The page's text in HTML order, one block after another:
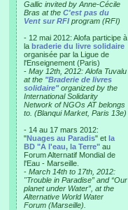
Gallic invited by Anne-Cécile
Bras at the C'est pas du
Vent sur RFI program (RFI)
- 12 mai 2012: Alofa participe à
la braderie du livre solidaire
organisée par la Ligue de
l'Enseignement (Paris)
- May 12th, 2012: Alofa Tuvalu
at the "Braderie de livres
solidaire"organized by the
International Solidarity
Network of NGOs AT belongs
to. (Blanqui Market, Paris 13e)
- 14 au 17 mars 2012:
"Nuages au Paradis" et la
BD "A l'eau, la Terre" au
Forum Alternatif Mondial de
l'Eau - Marseille.
- March 14th to 17th, 2012:
"Trouble in Paradise” and “Our
planet under Water”, at the
Alternative World Water
Forum (Marseille).